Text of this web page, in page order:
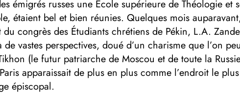
émigrés russes une École supérieure de Théologie
étaient bel et bien réunies. Quelques mois
congrès des Étudiants chrétiens de Pékin, L.A.
vastes perspectives, doué d’un charisme que l’on
(le futur patriarche de Moscou et de toute la
apparaissait de plus en plus comme l’endroit le
épiscopal.